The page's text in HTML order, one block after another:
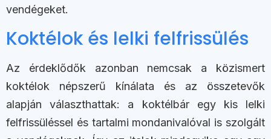
vendégeket.
Koktélok és lelki felfrissülés
Az érdeklődők azonban nemcsak a közismert
koktélok népszerű kínálata és az összetevők
alapján választhattak: a koktélbár egy kis lelki
felfrissüléssel és tartalmi mondanivalóval is szolgált